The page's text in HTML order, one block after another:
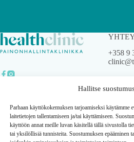
Hallitse
Parhaan käyttökokemuksen tarjoamiseksi käytämme
laitetietojen tallentamiseen ja/tai käyttämiseen.
käyttöön annat meille luvan käsitellä tällä sivustolla
tai yksilöllisiä tunnisteita. Suostumuksen epääminen
oikeudet pidätetään.
Tietosuojakäytäntö
Terveyspalvelun yleiset
+358 9